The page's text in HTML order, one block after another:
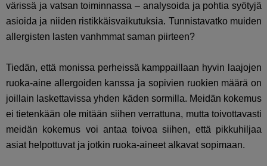
värissä ja vatsan toiminnassa – analysoida ja pohtia syötyjä
asioida ja niiden ristikkäisvaikutuksia. Tunnistavatko muiden
allergisten lasten vanhmmat saman piirteen?
Tiedän, että monissa perheissä kamppaillaan hyvin laajojen
ruoka-aine allergoiden kanssa ja sopivien ruokien määrä on
joillain laskettavissa yhden käden sormilla. Meidän kokemus
ei tietenkään ole mitään siihen verrattuna, mutta toivottavasti
meidän kokemus voi antaa toivoa siihen, että pikkuhiljaa
asiat helpottuvat ja jotkin ruoka-aineet alkavat sopimaan.